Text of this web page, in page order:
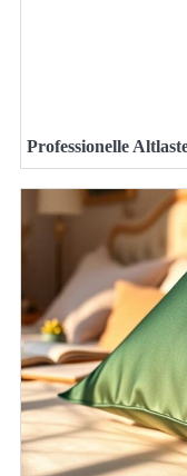
Professionelle